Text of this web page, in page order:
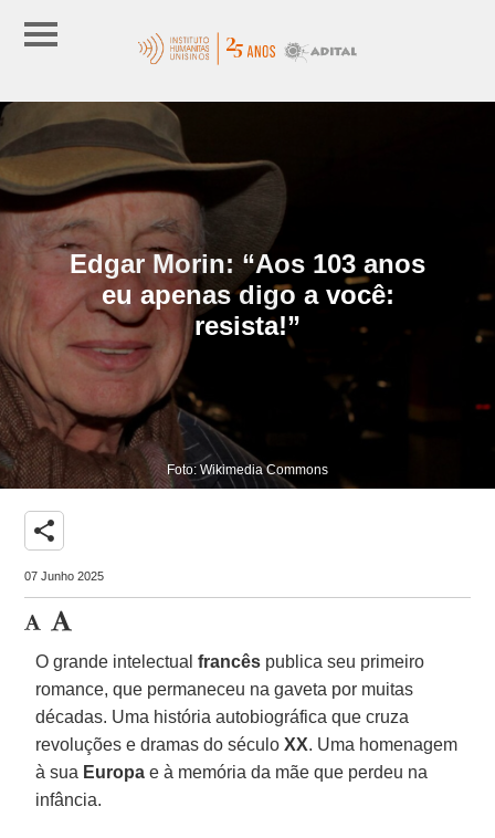
Edgar Morin: “Aos 103 anos
eu apenas digo a você:
resista!”
Foto: Wikimedia Commons
share
07 Junho 2025
O grande intelectualfrancês publica seu primeiro
romance, que permaneceu na gaveta por muitas
décadas. Uma história autobiográfica que cruza
revoluções e dramas do séculoXX. Uma homenagem
à sua Europa e à memória da mãe que perdeu na
infância.